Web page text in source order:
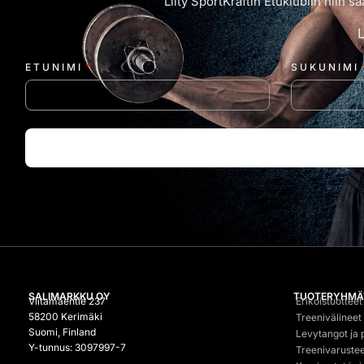
ETUNIMI * SUKUNIMI
SALIMARKKU OY
Viitamäentie 237
58200 Kerimäki
Suomi, Finland
Y-tunnus: 3097997-7
Erikoistuotteet
Treenivälineet
Levytangot ja